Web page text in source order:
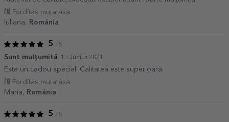
Fordítás mutatása
Iuliana,
Románia
5 / 5
Sunt mulţumită 13 Június 2021
Este un cadou special. Calitatea este superioară.
Fordítás mutatása
Maria,
Románia
5 / 5